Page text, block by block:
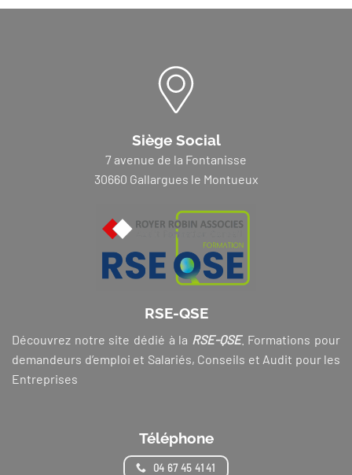
Siège Social
7 avenue de la Fontanisse
30660 Gallargues le Montueux
RSE-QSE
Découvrez notre site dédié à la RSE-QSE. Formations pour
demandeurs d’emploi et Salariés, Conseils et Audit pour les
Entreprises
Téléphone
04 67 45 41 41